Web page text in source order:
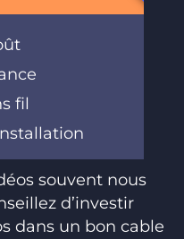
fil
souvent nous
d’investir
dans un bon cable